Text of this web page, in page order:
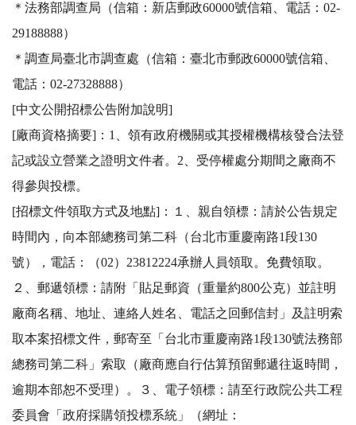
＊法務部調查局（信箱：新店郵政60000號信箱、電話：02-
29188888）
＊調查局臺北市調查處（信箱：臺北市郵政60000號信箱、
電話：02-27328888）
[中文公開招標公告附加說明]
[廠商資格摘要]：1、領有政府機關或其授權機構核發合法登
記或設立營業之證明文件者。2、受停權處分期間之廠商不
得參與投標。
[招標文件領取方式及地點]：１、親自領標：請於公告規定
時間內，向本部總務司第二科（台北市重慶南路1段130
號），電話：（02）23812224承辦人員領取。免費領取。
２、郵遞領標：請附「貼足郵資（重量約800公克）並註明
廠商名稱、地址、連絡人姓名、電話之回郵信封」及註明索
取本案招標文件，郵寄至「台北市重慶南路1段130號法務部
總務司第二科」索取（廠商應自行估算預留郵遞往返時間，
逾期本部恕不受理）。３、電子領標：請至行政院公共工程
委員會「政府採購領投標系統」（網址：